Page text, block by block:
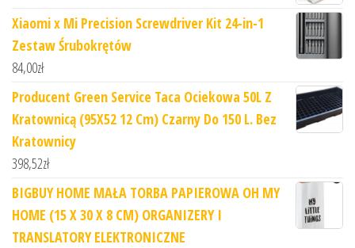
Xiaomi x Mi Precision Screwdriver Kit 24-in-1
Zestaw Śrubokrętów
84,00zł
Producent Green Service Taca Ociekowa 50L Z
Kratownicą (95X52 12 Cm) Czarny Do 150 L. Bez
Kratownicy
398,52zł
BIGBUY HOME MAŁA TORBA PAPIEROWA OH MY
HOME (15 X 30 X 8 CM) ORGANIZERY I
TRANSLATORY ELEKTRONICZNE